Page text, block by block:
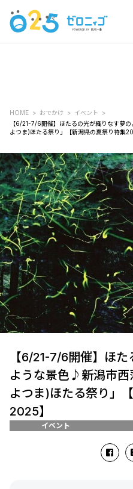
HOME おでかけ
イベント
【6/21-7/6開催】ほたるの光が織りなす夢
よつま)ほたる祭り」【新潟県の夏祭り特集
【6/21-7/6開催】ほ
ような景色♪新潟市西
よつま)ほたる祭り」
2025】
イベント